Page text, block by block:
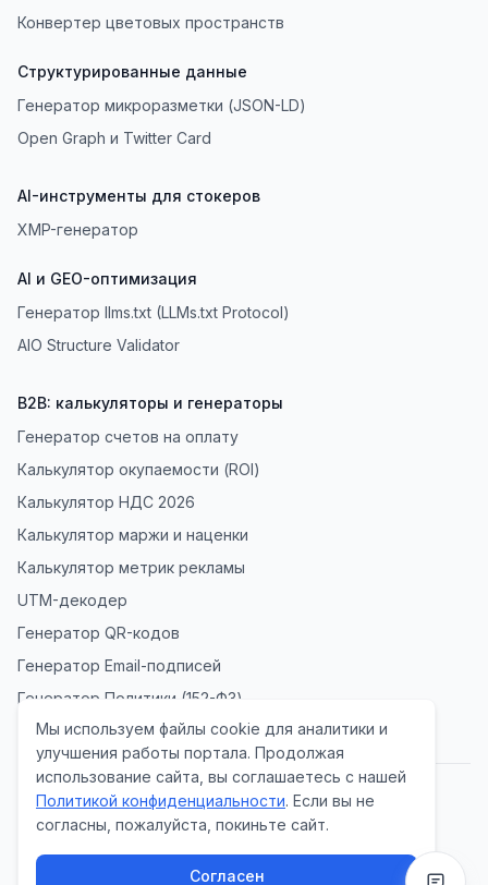
Конвертер цветовых пространств
Структурированные данные
Генератор микроразметки (JSON-LD)
Open Graph и Twitter Card
AI-инструменты для стокеров
XMP-генератор
AI и GEO-оптимизация
Генератор llms.txt (LLMs.txt Protocol)
AIO Structure Validator
B2B: калькуляторы и генераторы
Генератор счетов на оплату
Калькулятор окупаемости (ROI)
Калькулятор НДС 2026
Калькулятор маржи и наценки
Калькулятор метрик рекламы
UTM-декодер
Генератор QR-кодов
Генератор Email-подписей
Генератор Политики (152-ФЗ)
Политика конфиденциальности
Согласие на обработку данных
© 2026 Tool Radar Lab. Все права защищены.
Мы используем файлы cookie для аналитики и
улучшения работы портала. Продолжая
использование сайта, вы соглашаетесь с нашей
Политикой конфиденциальности. Если вы не
согласны, пожалуйста, покиньте сайт.
Согласен